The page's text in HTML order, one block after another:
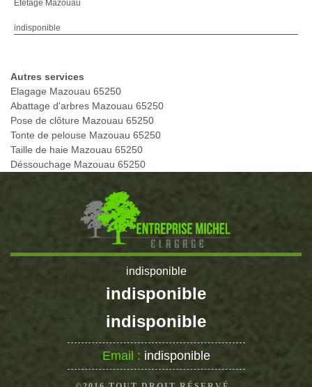
Etetage Mazouau
indisponible
Autres services
Elagage Mazouau 65250
Abattage d'arbres Mazouau 65250
Pose de clôture Mazouau 65250
Tonte de pelouse Mazouau 65250
Taille de haie Mazouau 65250
Déssouchage Mazouau 65250
indisponible
indisponible
indisponible
Email : indisponible